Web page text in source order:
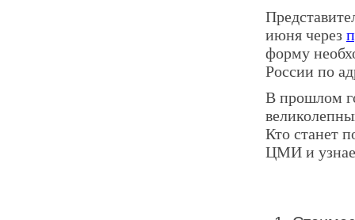
июня через
форму
России по
В прошлом
Кто станет
ЦМИ и